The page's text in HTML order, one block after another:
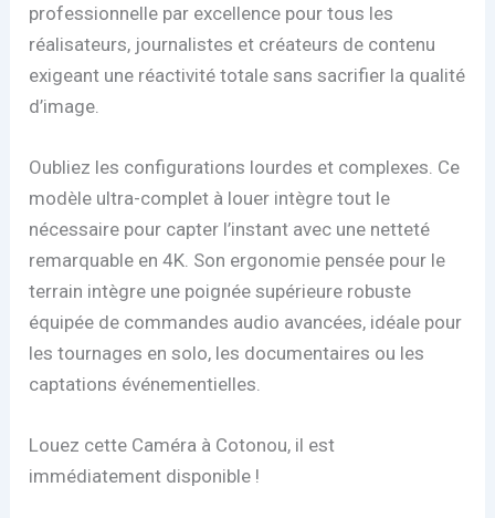
professionnelle par excellence pour tous les
réalisateurs, journalistes et créateurs de contenu
exigeant une réactivité totale sans sacrifier la qualité
d’image.
Oubliez les configurations lourdes et complexes. Ce
modèle ultra-complet à louer intègre tout le
nécessaire pour capter l’instant avec une netteté
remarquable en 4K. Son ergonomie pensée pour le
terrain intègre une poignée supérieure robuste
équipée de commandes audio avancées, idéale pour
les tournages en solo, les documentaires ou les
captations événementielles.
Louez cette Caméra à Cotonou, il est
immédiatement disponible !